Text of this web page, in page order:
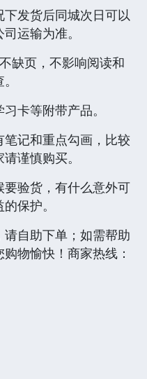
发货后同城次日可以
运输为准。
缺页，不影响阅读和
卡等附带产品。
记和重点勾画，比较
谨慎购买。
验货，有什么意外可
保护。
自助下单；如需帮助
物愉快！商家热线：